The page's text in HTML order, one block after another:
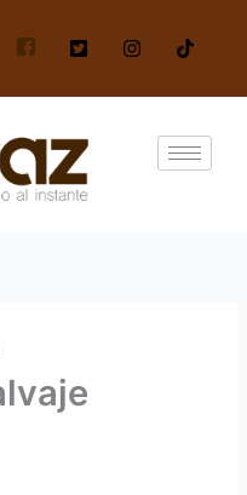
cabaña donde halló